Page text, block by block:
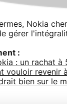
Nokia
gérer
:
: un rachat à
vouloir revenir
bien sur le